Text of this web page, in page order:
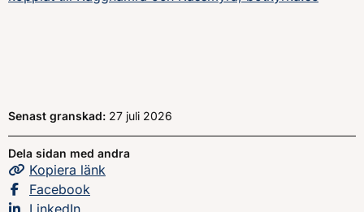
Senast granskad: 27 juli 2026
Dela sidan med andra
Kopiera sidans
länk
Dela sidan på
Facebook